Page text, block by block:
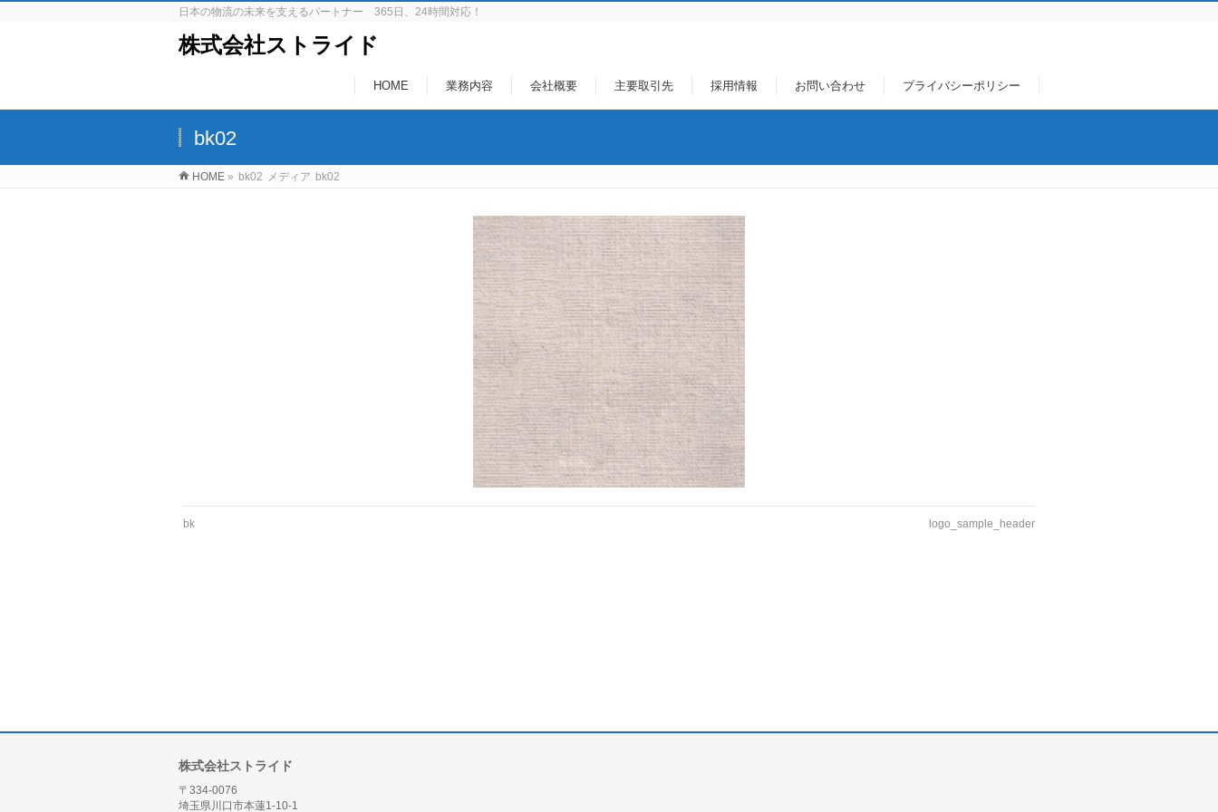
日本の物流の未来を支えるパートナー 365日、24時間対応！
株式会社ストライド
HOME 業務内容 会社概要 主要取引先 採用情報 お問い合わせ プライバシーポリシー
bk02
HOME » bk02 メディア bk02
bk logo_sample_header
株式会社ストライド
〒334-0076
埼玉県川口市本蓮1-10-1